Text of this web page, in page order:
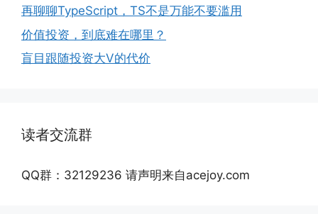
再聊聊TypeScript，TS不是万能不要滥用
价值投资，到底难在哪里？
盲目跟随投资大V的代价
读者交流群
QQ群：32129236 请声明来自acejoy.com